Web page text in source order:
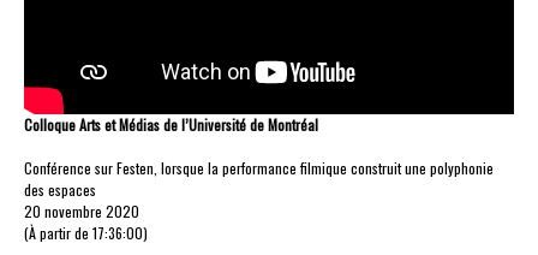
Colloque Arts et Médias de l’Université de Montréal
Conférence sur Festen, lorsque la performance filmique construit une polyphonie
des espaces
20 novembre 2020
(À partir de 17:36:00)